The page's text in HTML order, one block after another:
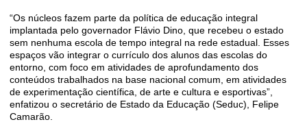
“Os núcleos fazem parte da política de educação integral
implantada pelo governador Flávio Dino, que recebeu o estado
sem nenhuma escola de tempo integral na rede estadual. Esses
espaços vão integrar o currículo dos alunos das escolas do
entorno, com foco em atividades de aprofundamento dos
conteúdos trabalhados na base nacional comum, em atividades
de experimentação científica, de arte e cultura e esportivas”,
enfatizou o secretário de Estado da Educação (Seduc), Felipe
Camarão.